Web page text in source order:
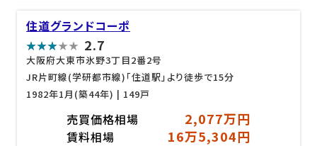
住道グランドコーポ
2.7
大阪府大東市氷野3丁目2番2号
JR片町線(学研都市線)「住道駅」より徒歩で15分
1982年1月(築44年) | 149戸
売買価格相場 2,077万円
賃料相場 16万5,304円